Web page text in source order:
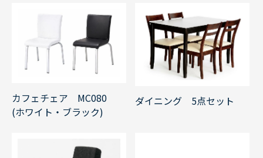
カフェチェア MC080
(ホワイト・ブラック)
ダイニング 5点セット